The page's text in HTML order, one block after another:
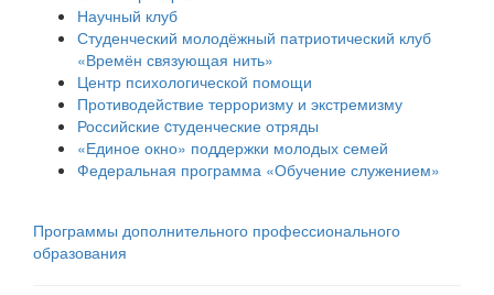
Научный клуб
Студенческий молодёжный патриотический клуб
«Времён связующая нить»
Центр психологической помощи
Противодействие терроризму и экстремизму
Российские cтуденческие отряды
«Единое окно» поддержки молодых семей
Федеральная программа «Обучение служением»
Программы дополнительного профессионального
образования